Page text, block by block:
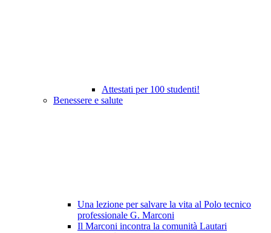
Attestati per 100 studenti!
Benessere e salute
Una lezione per salvare la vita al Polo tecnico
professionale G. Marconi
Il Marconi incontra la comunità Lautari